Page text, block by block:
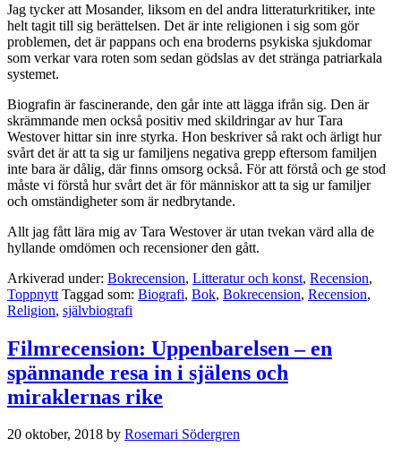
Jag tycker att Mosander, liksom en del andra litteraturkritiker, inte
helt tagit till sig berättelsen. Det är inte religionen i sig som gör
problemen, det är pappans och ena broderns psykiska sjukdomar
som verkar vara roten som sedan gödslas av det stränga patriarkala
systemet.
Biografin är fascinerande, den går inte att lägga ifrån sig. Den är
skrämmande men också positiv med skildringar av hur Tara
Westover hittar sin inre styrka. Hon beskriver så rakt och ärligt hur
svårt det är att ta sig ur familjens negativa grepp eftersom familjen
inte bara är dålig, där finns omsorg också. För att förstå och ge stod
måste vi förstå hur svårt det är för människor att ta sig ur familjer
och omständigheter som är nedbrytande.
Allt jag fått lära mig av Tara Westover är utan tvekan värd alla de
hyllande omdömen och recensioner den gått.
Arkiverad under: Bokrecension, Litteratur och konst, Recension,
Toppnytt Taggad som: Biografi, Bok, Bokrecension, Recension,
Religion, självbiografi
Filmrecension: Uppenbarelsen – en
spännande resa in i själens och
miraklernas rike
20 oktober, 2018 by Rosemari Södergren